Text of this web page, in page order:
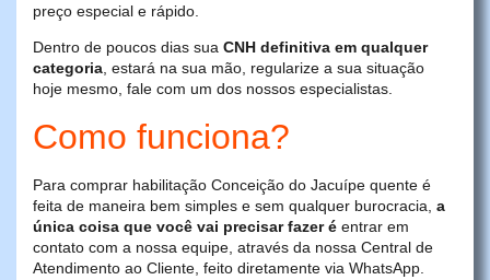
preço especial e rápido.
Dentro de poucos dias sua CNH definitiva em qualquer
categoria, estará na sua mão, regularize a sua situação
hoje mesmo, fale com um dos nossos especialistas.
Como funciona?
Para comprar habilitação Conceição do Jacuípe quente é
feita de maneira bem simples e sem qualquer burocracia, a
única coisa que você vai precisar fazer é entrar em
contato com a nossa equipe, através da nossa Central de
Atendimento ao Cliente, feito diretamente via WhatsApp.